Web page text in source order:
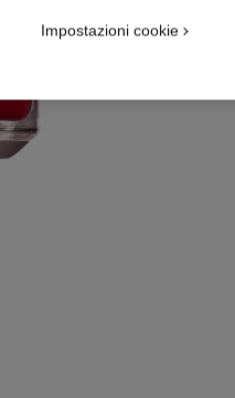
Impostazioni cookie